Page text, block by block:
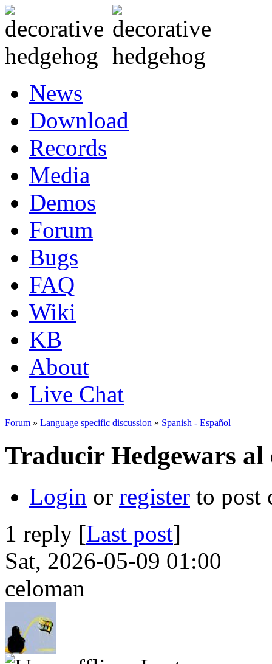
News
Download
Records
Media
Demos
Forum
Bugs
FAQ
Wiki
KB
About
Live Chat
Forum » Language specific discussion » Spanish - Español
Traducir Hedgewars al
Login or register to post
1 reply [Last post]
Sat, 2026-05-09 01:00
celoman